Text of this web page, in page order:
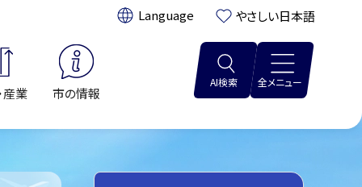
翻訳: やさしい日本語
産業 市の情報
AI検索 全メニュー